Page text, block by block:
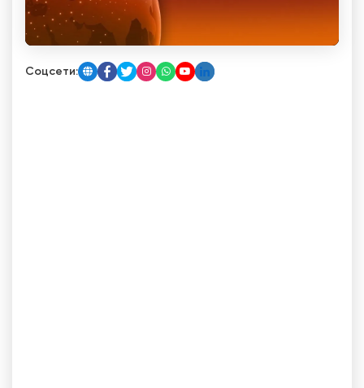
Соцсети: